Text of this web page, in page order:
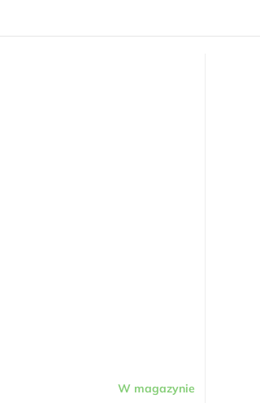
W magazynie